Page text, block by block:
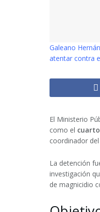
Galeano
atentar contra
El Ministerio
como el
coordinador
La detención
investigación
de magnicidio